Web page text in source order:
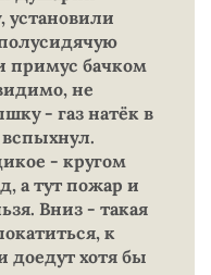
примус бачком
не
- газ натёк в
- кругом
а тут пожар и
Вниз - такая
к
доедут хотя бы